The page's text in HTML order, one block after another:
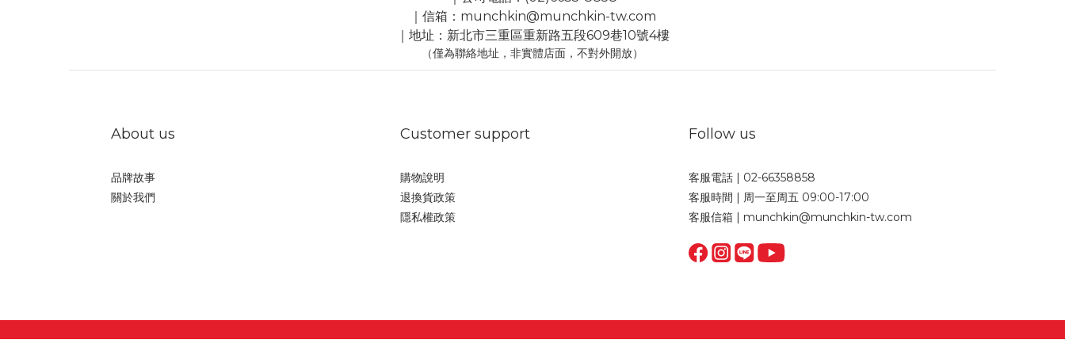
｜信箱：munchkin@munchkin-tw.com
｜地址：新北市三重區重新路五段609巷10號4樓
（僅為聯絡地址，非實體店面，不對外開放）
About us
品牌故事
關於我們
Customer support
購物說明
退換貨政策
隱私權政策
Follow us
客服電話 | 02-66358858
客服時間 | 周一至周五 09:00-17:00
客服信箱 | munchkin@munchkin-tw.com